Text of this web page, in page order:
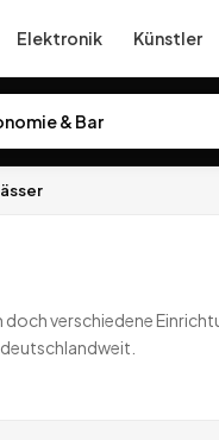
Elektronik Künstler
verschiedene
deutschlandweit.